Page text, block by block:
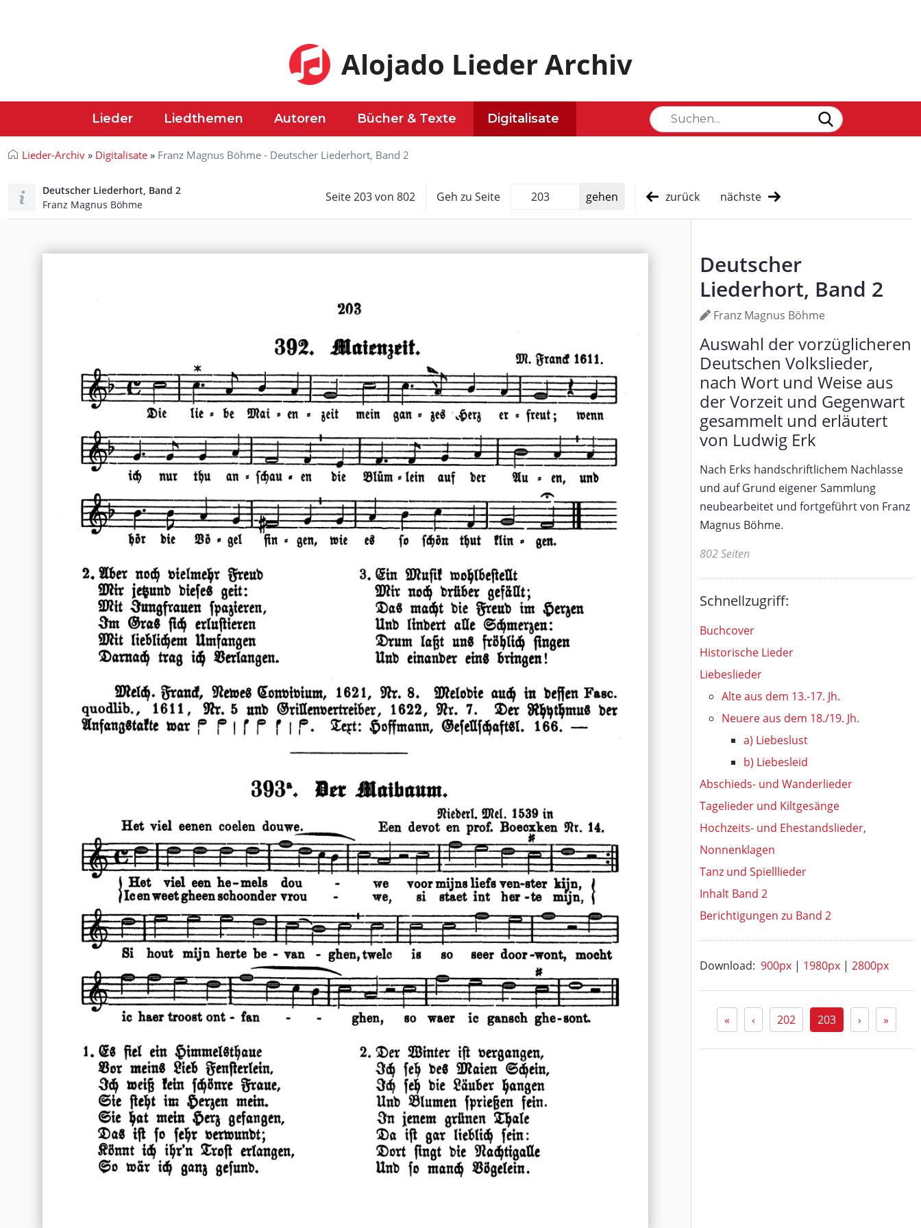
Alojado Lieder Archiv
Lieder Liedthemen Autoren Bücher & Texte Digitalisate
Lieder-Archiv » Digitalisate » Franz Magnus Böhme - Deutscher Liederhort, Band 2
Deutscher Liederhort, Band 2
Franz Magnus Böhme
Seite203von 802 Geh zu Seite zurück nächste
Deutscher
Liederhort, Band 2
Franz Magnus Böhme
Auswahl der vorzüglicheren
Deutschen Volkslieder,
nach Wort und Weise aus
der Vorzeit und Gegenwart
gesammelt und erläutert
von Ludwig Erk
Nach Erks handschriftlichem Nachlasse
und auf Grund eigener Sammlung
neubearbeitet und fortgeführt von Franz
Magnus Böhme.
802 Seiten
Schnellzugriff:
Buchcover
Historische Lieder
Liebeslieder
Alte aus dem 13.-17. Jh.
Neuere aus dem 18./19. Jh.
a) Liebeslust
b) Liebesleid
Abschieds- und Wanderlieder
Tagelieder und Kiltgesänge
Hochzeits- und Ehestandslieder,
Nonnenklagen
Tanz und Spielllieder
Inhalt Band 2
Berichtigungen zu Band 2
Download: 900px | 1980px | 2800px
« ‹ 202 203 › »